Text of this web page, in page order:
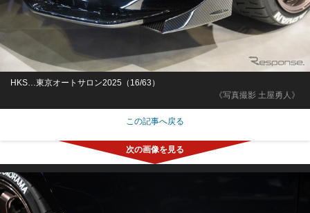
《写真撮影 土屋勇人》
HKS…東京オートサロン2025（16/63）
この記事へ戻る